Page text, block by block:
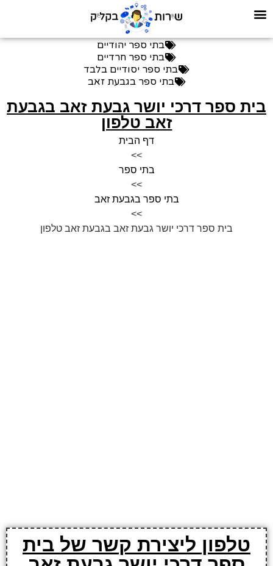
בתי ספר יהודיים
בתי ספר חרדיים
בתי ספר יסודיים בלבד
בתי ספר בגבעת זאב
בית ספר דרכי יושר גבעת זאב בגבעת
זאב טלפון
דף הבית
>>
בתי ספר
>>
בתי ספר בגבעת זאב
>>
בית ספר דרכי יושר גבעת זאב בגבעת זאב טלפון
טלפון ליצירת קשר של בית